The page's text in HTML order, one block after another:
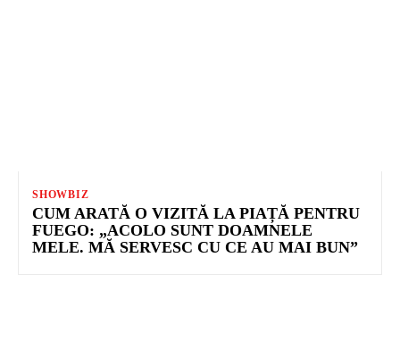
SHOWBIZ
CUM ARATĂ O VIZITĂ LA PIAȚĂ PENTRU
FUEGO: „ACOLO SUNT DOAMNELE
MELE. MĂ SERVESC CU CE AU MAI BUN”